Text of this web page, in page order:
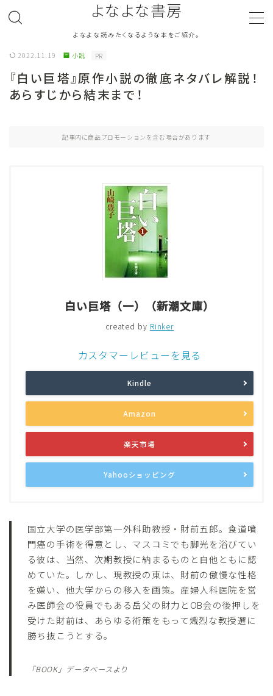
よなよな書房
よなよな読みたくなるような本をご紹介。
ジャンル Genre
Evaluation
読書をより楽しむ Good Reading
2022.11.19 小説 PR
『白い巨塔』原作小説の徹底ネタバレ解説！
あらすじから結末まで！
記事内に商品プロモーションを含む場合があります
白い巨塔（一）（新潮文庫）
created by Rinker
カスタマーレビューを見る
Kindle
Amazon
楽天市場
Yahooショッピング
国立大学の医学部第一外科助教授・財前五郎。食道噴
門癌の手術を得意とし、マスコミでも脚光を浴びてい
る彼は、当然、次期教授に納まるものと自他ともに認
めていた。しかし、現教授の東は、財前の傲慢な性格
を嫌い、他大学からの移入を画策。産婦人科医院を営
み医師会の役員でもある岳父の財力とOB会の後押しを
受けた財前は、あらゆる術策をもって熾烈な教授選に
勝ち抜こうとする。
「BOOK」データベースより